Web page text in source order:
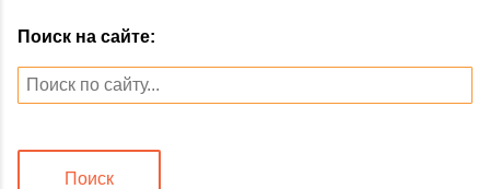
Поиск на сайте:
Поиск